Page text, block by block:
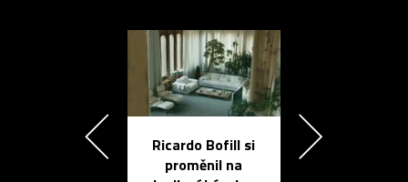
Ricardo Bofill si
proměnil na